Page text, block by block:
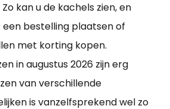
kan u de kachels zien, en
bestelling plaatsen of
met korting kopen.
in augustus 2026 zijn erg
van verschillende
is vanzelfsprekend wel zo